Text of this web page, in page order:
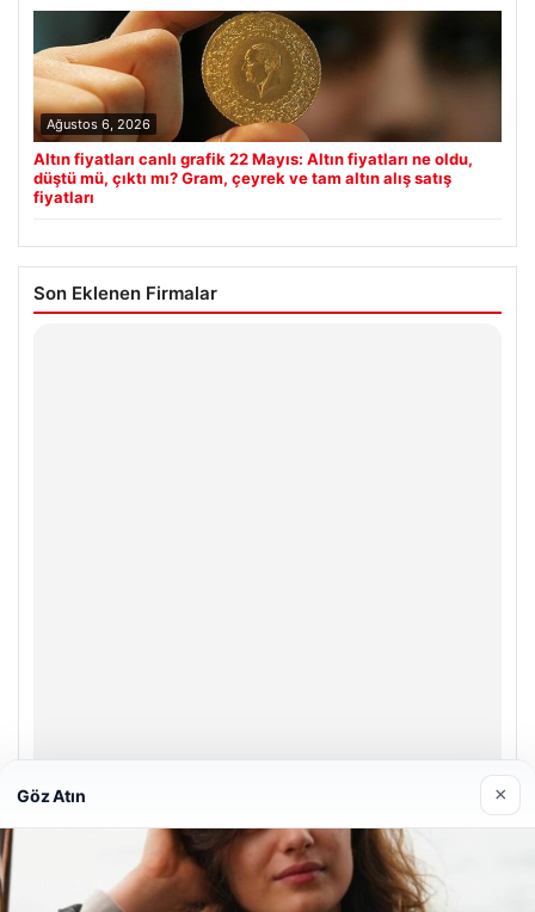
Ağustos 6, 2026
Altın fiyatları canlı grafik 22 Mayıs: Altın fiyatları ne oldu,
düştü mü, çıktı mı? Gram, çeyrek ve tam altın alış satış
fiyatları
Son Eklenen Firmalar
Nisan 29, 2026
Göz Atın ×